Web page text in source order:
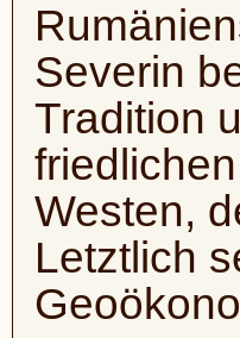
Severin
Tradition
Westen,
Letztlich